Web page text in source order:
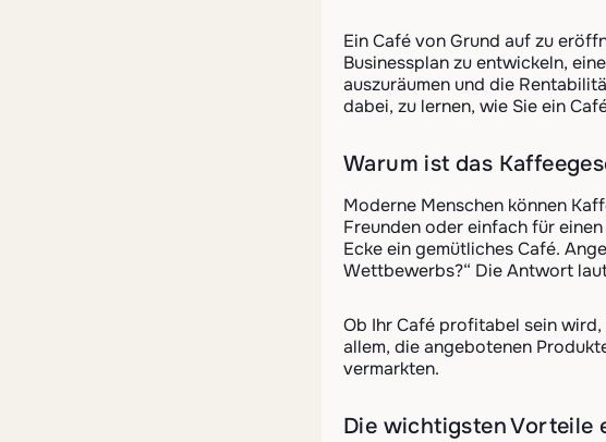
Ein Café von Grund auf zu
Businessplan zu entwickeln,
auszuräumen und die
dabei, zu lernen, wie Sie ein
Warum ist das
Moderne Menschen können
Freunden oder einfach für
Ecke ein gemütliches Café.
Wettbewerbs?“ Die Antwort
Ob Ihr Café profitabel sein
allem, die angebotenen
vermarkten.
Die wichtigsten Vorteile